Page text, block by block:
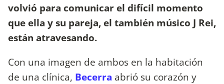
volvió para comunicar el difícil momento
que ella y su pareja, el también músico J Rei,
están atravesando.
Con una imagen de ambos en la habitación
de una clínica, Becerra abrió su corazón y